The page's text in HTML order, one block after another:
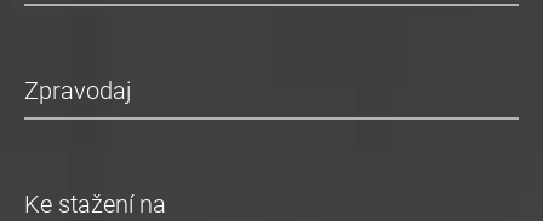
Zpravodaj
Ke stažení na